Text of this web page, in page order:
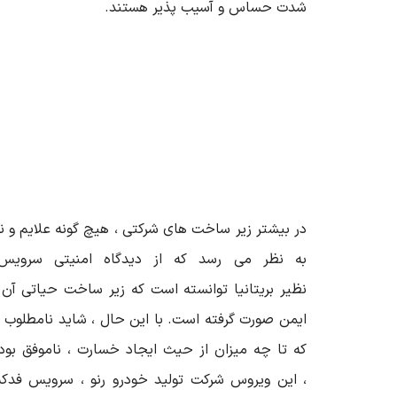
شدت حساس و آسیب پذیر هستند.
در بیشتر زیر ساخت های شرکتی ، هیچ گونه علایم و
به نظر می رسد که از دیدگاه امنیتی
نظیر بریتانیا توانسته است که زیر ساخت حیاتی
ایمن صورت گرفته است. با این حال ، شاید
که تا چه میزان از حیث ایجاد خسارت ، ناموفق
، این ویروس شرکت تولید خودرو رنو ، سرویس